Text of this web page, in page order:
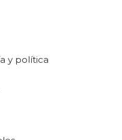
y política